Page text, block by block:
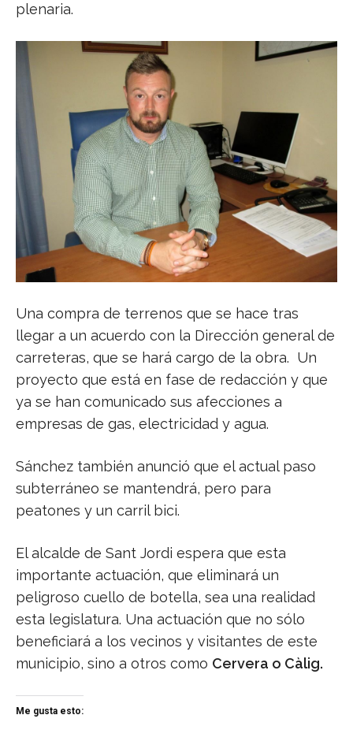
plenaria.
Una compra de terrenos que se hace tras
llegar a un acuerdo con la Dirección general de
carreteras, que se hará cargo de la obra. Un
proyecto que está en fase de redacción y que
ya se han comunicado sus afecciones a
empresas de gas, electricidad y agua.
Sánchez también anunció que el actual paso
subterráneo se mantendrá, pero para
peatones y un carril bici.
El alcalde de Sant Jordi espera que esta
importante actuación, que eliminará un
peligroso cuello de botella, sea una realidad
esta legislatura. Una actuación que no sólo
beneficiará a los vecinos y visitantes de este
municipio, sino a otros como Cervera o Càlig.
Me gusta esto: